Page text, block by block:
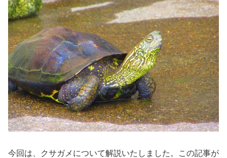
今回は、クサガメについて解説いたしました。この記事が